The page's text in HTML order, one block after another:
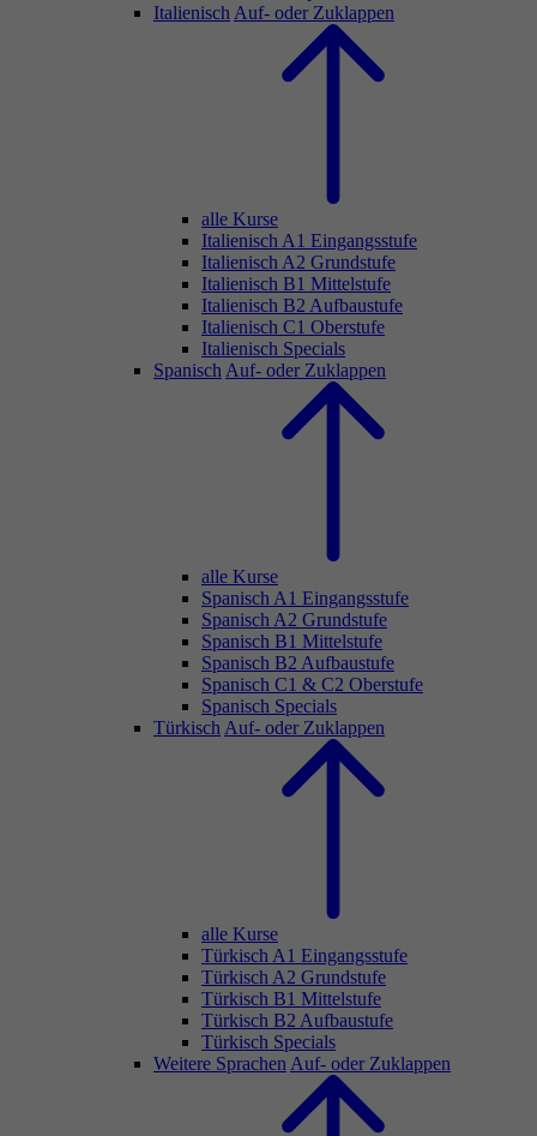
Italienisch Auf- oder Zuklappen
alle Kurse
Italienisch A1 Eingangsstufe
Italienisch A2 Grundstufe
Italienisch B1 Mittelstufe
Italienisch B2 Aufbaustufe
Italienisch C1 Oberstufe
Italienisch Specials
Spanisch Auf- oder Zuklappen
alle Kurse
Spanisch A1 Eingangsstufe
Spanisch A2 Grundstufe
Spanisch B1 Mittelstufe
Spanisch B2 Aufbaustufe
Spanisch C1 & C2 Oberstufe
Spanisch Specials
Türkisch Auf- oder Zuklappen
alle Kurse
Türkisch A1 Eingangsstufe
Türkisch A2 Grundstufe
Türkisch B1 Mittelstufe
Türkisch B2 Aufbaustufe
Türkisch Specials
Weitere Sprachen Auf- oder Zuklappen